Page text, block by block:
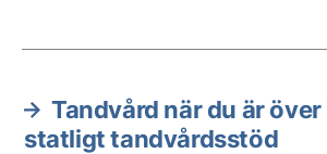
Aktuella artiklar
Tandvård när du är över
statligt tandvårdsstöd